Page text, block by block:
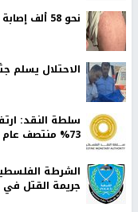
نحو 58 ألف إصابة بجدري الماء في قطاع غزة منذ بداية العام
الاحتلال يسلم
سلطة النقد:
73% منتصف عام 2026
الشرطة
جريمة القتل في